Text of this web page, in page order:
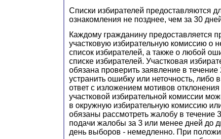
Списки избирателей предоставляются
ознакомления не позднее, чем за 30
Каждому гражданину предоставляется
участковую избирательную комиссию о
список избирателей, а также о любой
списке избирателей. Участковая
обязана проверить заявление в
устранить ошибку или неточность, либо
ответ с изложением мотивов
участковой избирательной комиссии
в окружную избирательную комиссию
обязаны рассмотреть жалобу в течение
подачи жалобы за 3 или менее дней до
день выборов - немедленно. При